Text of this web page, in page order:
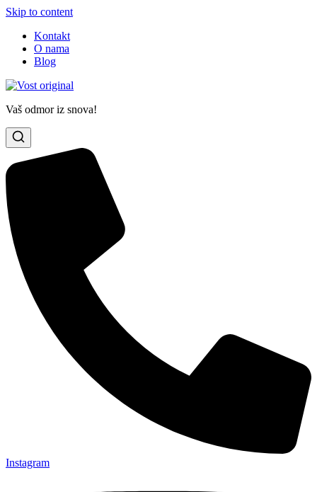
Skip to content
Kontakt
O nama
Blog
Vaš odmor iz snova!
Instagram